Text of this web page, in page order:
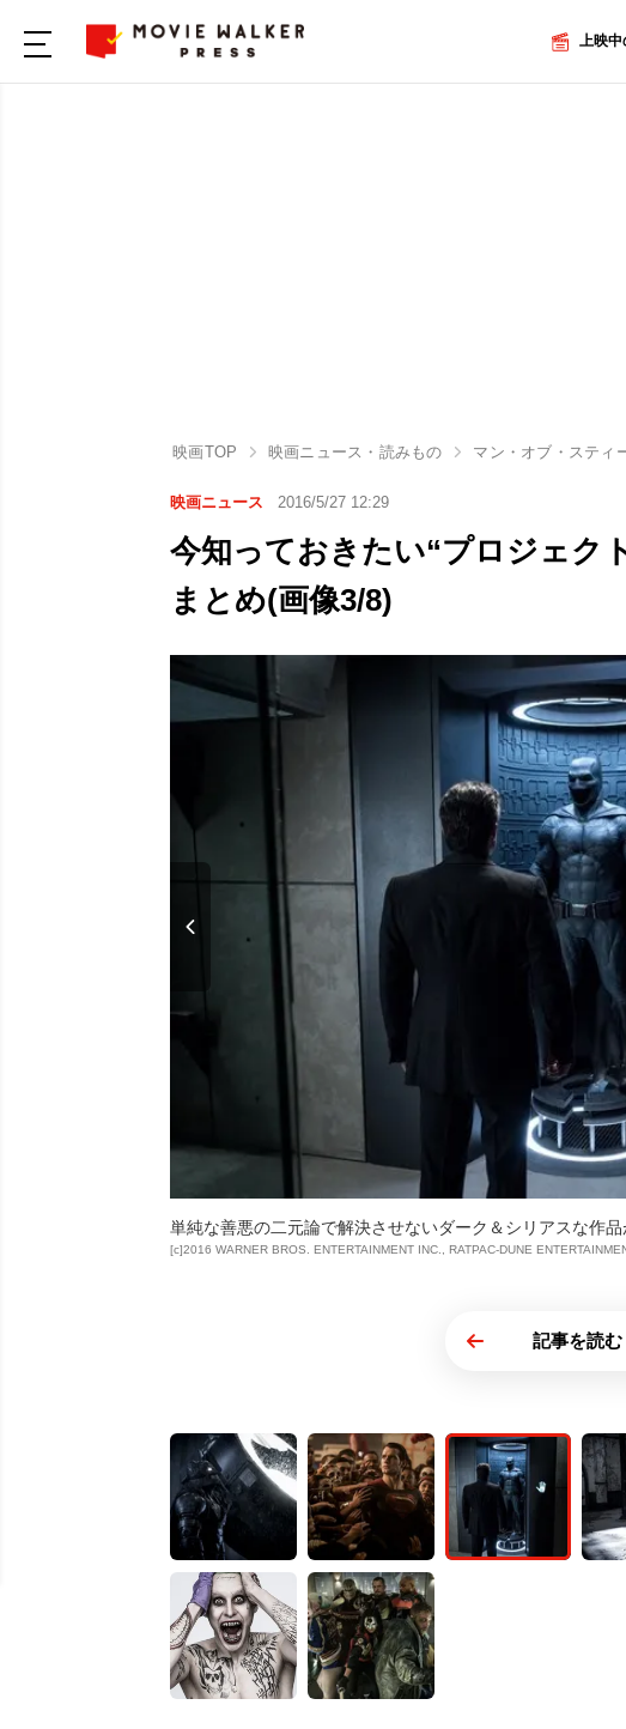
上映中
映画TOP 映画ニュース・読みもの マン・オブ・スティ
映画ニュース 2016/5/27 12:29
今知っておきたい“プロジェク
まとめ(画像3/8)
単純な善悪の二元論で解決させないダーク＆シリアスな作
[c]2016 WARNER BROS. ENTERTAINMENT INC., RATPAC-DUNE
記事を読む